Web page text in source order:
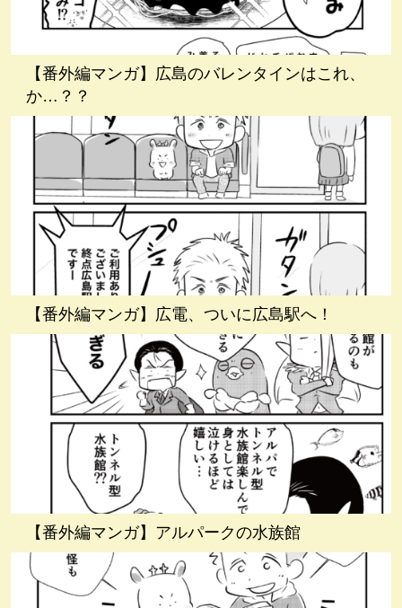
【番外編マンガ】広島のバレンタインはこれ、
か…？？
【番外編マンガ】広電、ついに広島駅へ！
【番外編マンガ】アルパークの水族館